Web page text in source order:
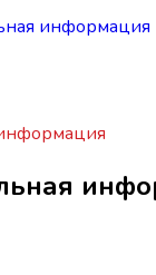
информация